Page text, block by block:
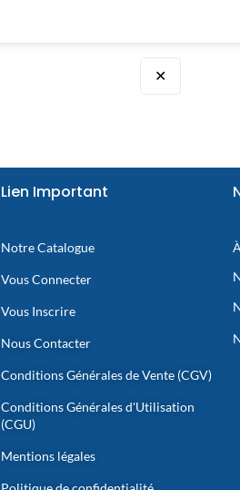
✕
Lien Important
Notre Catalogue
Vous Connecter
Vous Inscrire
Nous Contacter
Conditions Générales de Vente (CGV)
Conditions Générales d'Utilisation
(CGU)
Mentions légales